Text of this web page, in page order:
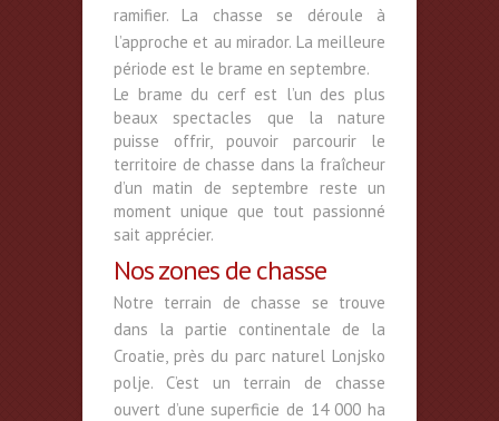
ramifier. La chasse se déroule à
l’approche et au mirador. La meilleure
période est le brame en septembre.
Le brame du cerf est l’un des plus
beaux spectacles que la nature
puisse offrir, pouvoir parcourir le
territoire de chasse dans la fraîcheur
d’un matin de septembre reste un
moment unique que tout passionné
sait apprécier.
Nos zones de chasse
Notre terrain de chasse se trouve
dans la partie continentale de la
Croatie, près du parc naturel Lonjsko
polje. C’est un terrain de chasse
ouvert d’une superficie de 14 000 ha